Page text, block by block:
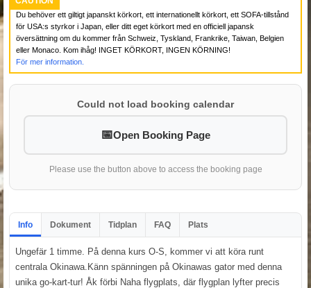
Du behöver ett giltigt japanskt körkort, ett internationellt körkort, ett SOFA-tillstånd
för USA:s styrkor i Japan, eller ditt eget körkort med en officiell japansk
översättning om du kommer från Schweiz, Tyskland, Frankrike, Taiwan, Belgien
eller Monaco. Kom ihåg! INGET KÖRKORT, INGEN KÖRNING!
För mer information.
Could not load booking calendar
Open Booking Page
Please use the button above to access the booking page
Info Dokument Tidplan FAQ Plats
Ungefär 1 timme. På denna kurs O-S, kommer vi att köra runt
centrala Okinawa.Känn spänningen på Okinawas gator med denna
unika go-kart-tur! Åk förbi Naha flygplats, där flygplan lyfter precis